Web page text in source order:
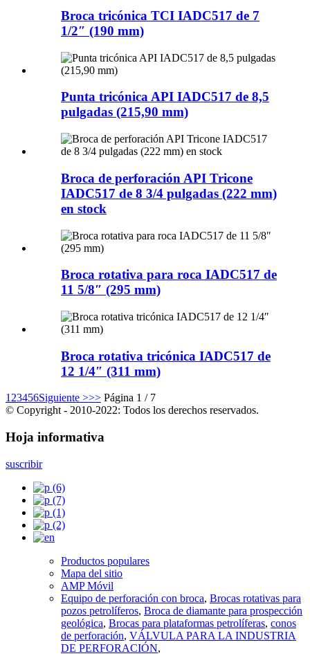
Broca tricónica TCI IADC517 de 7
1/2″ (190 mm)
Punta tricónica API IADC517 de 8,5
pulgadas (215,90 mm)
Broca de perforación API Tricone
IADC517 de 8 3/4 pulgadas (222 mm)
en stock
Broca rotativa para roca IADC517 de
11 5/8″ (295 mm)
Broca rotativa tricónica IADC517 de
12 1/4″ (311 mm)
123456Siguiente >>> Página 1 / 7
© Copyright - 2010-2022: Todos los derechos reservados.
Hoja informativa
suscribir
Productos populares
Mapa del sitio
AMP Móvil
Equipo de perforación con broca, Brocas rotativas para
pozos petrolíferos, Broca de diamante para prospección
geológica, Brocas para plataformas petrolíferas, conos
de perforación, VÁLVULA PARA LA INDUSTRIA
DE PERFORACIÓN,